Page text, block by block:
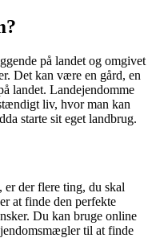
på landet og omgivet
Det kan være en gård, en
landet. Landejendomme
liv, hvor man kan
starte sit eget landbrug.
er der flere ting, du skal
at finde den perfekte
Du kan bruge online
til at finde